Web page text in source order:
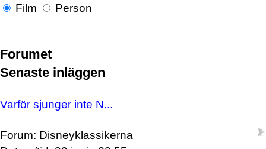
Film Person
Forumet
Senaste inläggen
Varför sjunger inte N...
Forum: Disneyklassikerna